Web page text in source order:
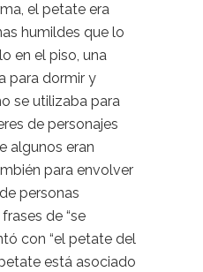
el petate era
humildes que lo
en el piso, una
para dormir y
se utilizaba para
de personajes
algunos eran
para envolver
personas
de “se
con “el petate del
está asociado